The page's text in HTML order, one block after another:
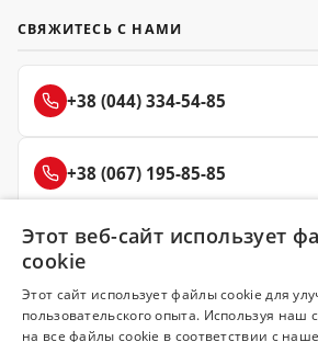
СВЯЖИТЕСЬ С НАМИ
+38 (044) 334-54-85
+38 (067) 195-85-85
+38 (050) 145-85-45
Этот веб-сайт использует
cookie
Этот сайт использует файлы cookie для
пользовательского опыта. Используя наш
на все файлы cookie в соответствии с